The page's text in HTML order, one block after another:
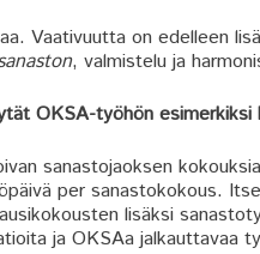
Vaativuutta on edelleen
, valmistelu ja
OKSA-työhön esimerkiksi
sanastojaoksen
per sanastokokous.
lisäksi
ja OKSAa jalkauttavaa